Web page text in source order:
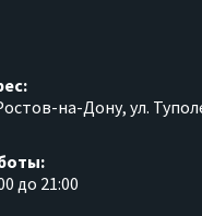
на-Дону, ул.
до 21:00